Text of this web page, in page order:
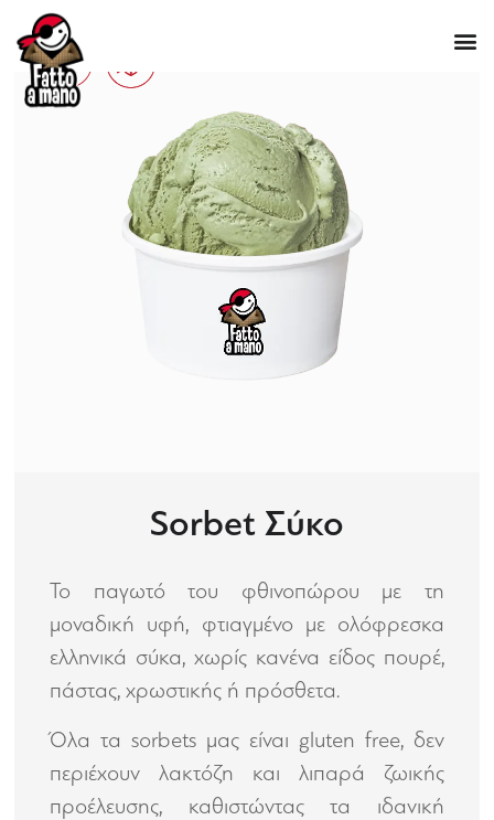
Sorbet Σύκο
Το παγωτό του φθινοπώρου με τη
μοναδική υφή, φτιαγμένο με ολόφρεσκα
ελληνικά σύκα, χωρίς κανένα είδος πουρέ,
πάστας, χρωστικής ή πρόσθετα.
Όλα τα sorbets μας είναι gluten free, δεν
περιέχουν λακτόζη και λιπαρά ζωικής
προέλευσης, καθιστώντας τα ιδανική